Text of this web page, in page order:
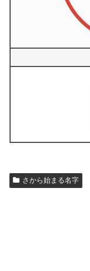
さから始まる名字